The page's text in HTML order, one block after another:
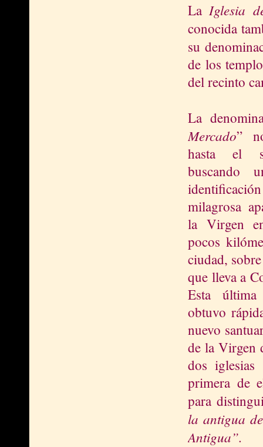
LaIglesia
conocida
su
de los
del recinto
La
Mercado”
hasta el
buscando
milagrosa
la Virgen
pocos
ciudad,
que lleva a
Esta última
obtuvo
nuevo
de la Virgen
dos
primera de
para
la antigua
Antigua”.